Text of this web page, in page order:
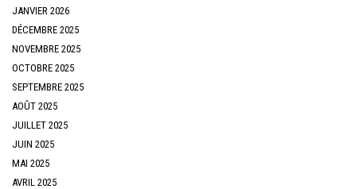
JANVIER 2026
DÉCEMBRE 2025
NOVEMBRE 2025
OCTOBRE 2025
SEPTEMBRE 2025
AOÛT 2025
JUILLET 2025
JUIN 2025
MAI 2025
AVRIL 2025